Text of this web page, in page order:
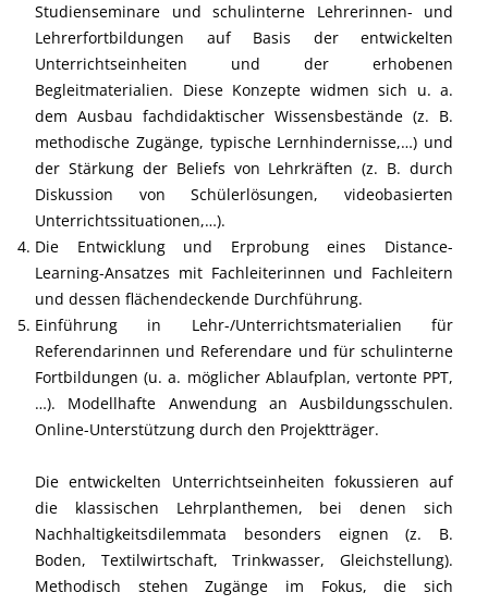
Studienseminare und schulinterne Lehrerinnen- und
Lehrerfortbildungen auf Basis der entwickelten
Unterrichtseinheiten und der erhobenen
Begleitmaterialien. Diese Konzepte widmen sich u. a.
dem Ausbau fachdidaktischer Wissensbestände (z. B.
methodische Zugänge, typische Lernhindernisse,…) und
der Stärkung der Beliefs von Lehrkräften (z. B. durch
Diskussion von Schülerlösungen, videobasierten
Unterrichtssituationen,…).
Die Entwicklung und Erprobung eines Distance-
Learning-Ansatzes mit Fachleiterinnen und Fachleitern
und dessen flächendeckende Durchführung.
Einführung in Lehr-/Unterrichtsmaterialien für
Referendarinnen und Referendare und für schulinterne
Fortbildungen (u. a. möglicher Ablaufplan, vertonte PPT,
…). Modellhafte Anwendung an Ausbildungsschulen.
Online-Unterstützung durch den Projektträger.
Die entwickelten Unterrichtseinheiten fokussieren auf
die klassischen Lehrplanthemen, bei denen sich
Nachhaltigkeitsdilemmata besonders eignen (z. B.
Boden, Textilwirtschaft, Trinkwasser, Gleichstellung).
Methodisch stehen Zugänge im Fokus, die sich